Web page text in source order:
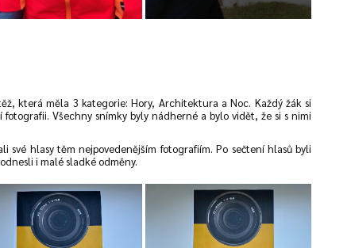
která měla 3 kategorie: Hory, Architektura a Noc. Každý žák si
Všechny snímky byly nádherné a bylo vidět, že si s nimi
své hlasy těm nejpovedenějším fotografiím. Po sečtení hlasů byli
i malé sladké odměny.